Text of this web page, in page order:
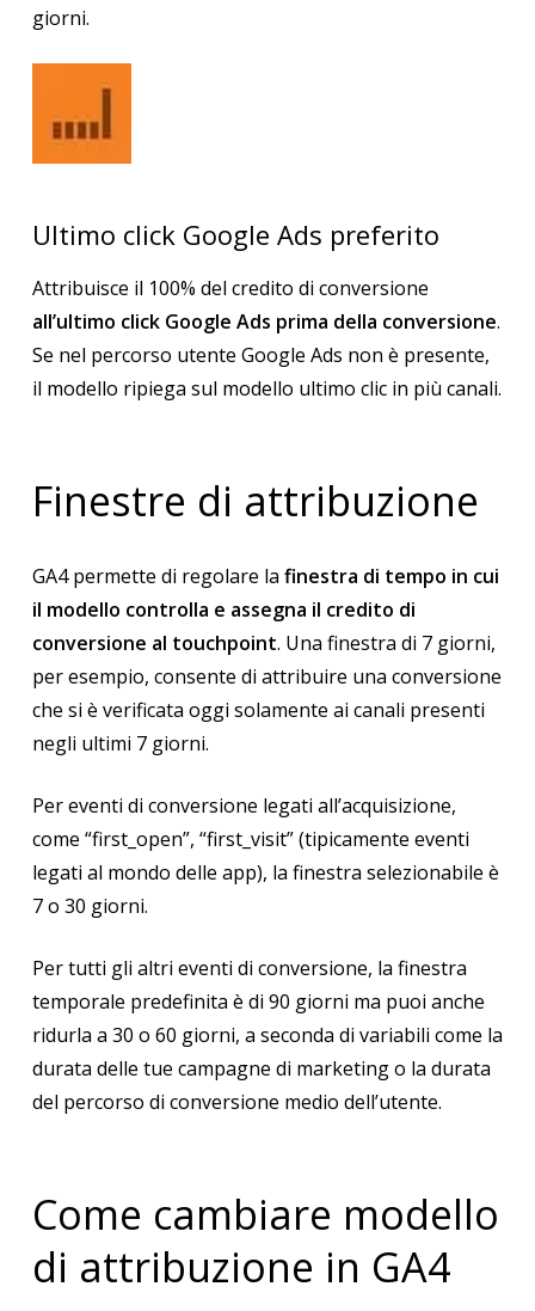
giorni.
Ultimo click Google Ads preferito
Attribuisce il 100% del credito di conversione
all’ultimo click Google Ads prima della conversione.
Se nel percorso utente Google Ads non è presente,
il modello ripiega sul modello ultimo clic in più canali.
Finestre di attribuzione
GA4 permette di regolare la finestra di tempo in cui
il modello controlla e assegna il credito di
conversione al touchpoint. Una finestra di 7 giorni,
per esempio, consente di attribuire una conversione
che si è verificata oggi solamente ai canali presenti
negli ultimi 7 giorni.
Per eventi di conversione legati all’acquisizione,
come “first_open”, “first_visit” (tipicamente eventi
legati al mondo delle app), la finestra selezionabile è
7 o 30 giorni.
Per tutti gli altri eventi di conversione, la finestra
temporale predefinita è di 90 giorni ma puoi anche
ridurla a 30 o 60 giorni, a seconda di variabili come la
durata delle tue campagne di marketing o la durata
del percorso di conversione medio dell’utente.
Come cambiare modello
di attribuzione in GA4